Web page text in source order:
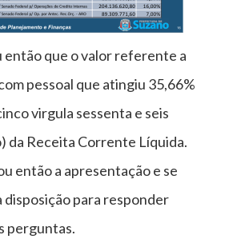
então que o valor referente a
pessoal que atingiu 35,66%
virgula sessenta e seis
da Receita Corrente Líquida.
então a apresentação e se
disposição para responder
perguntas.